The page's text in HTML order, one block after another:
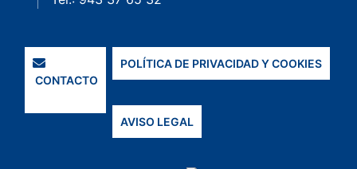
CONTACTO
POLÍTICA DE PRIVACIDAD Y COOKIES
AVISO LEGAL